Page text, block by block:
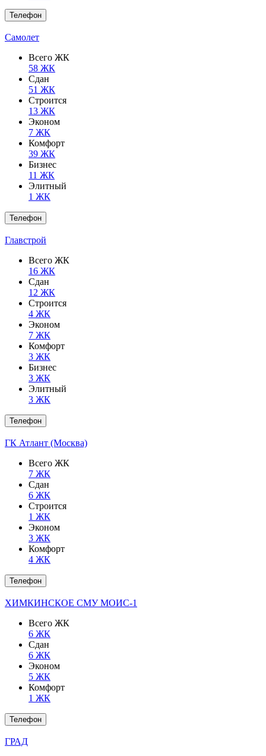
Телефон
Самолет
Всего ЖК
58 ЖК
Сдан
51 ЖК
Строится
13 ЖК
Эконом
7 ЖК
Комфорт
39 ЖК
Бизнес
11 ЖК
Элитный
1 ЖК
Телефон
Главстрой
Всего ЖК
16 ЖК
Сдан
12 ЖК
Строится
4 ЖК
Эконом
7 ЖК
Комфорт
3 ЖК
Бизнес
3 ЖК
Элитный
3 ЖК
Телефон
ГК Атлант (Москва)
Всего ЖК
7 ЖК
Сдан
6 ЖК
Строится
1 ЖК
Эконом
3 ЖК
Комфорт
4 ЖК
Телефон
ХИМКИНСКОЕ СМУ МОИС-1
Всего ЖК
6 ЖК
Сдан
6 ЖК
Эконом
5 ЖК
Комфорт
1 ЖК
Телефон
ГРАД